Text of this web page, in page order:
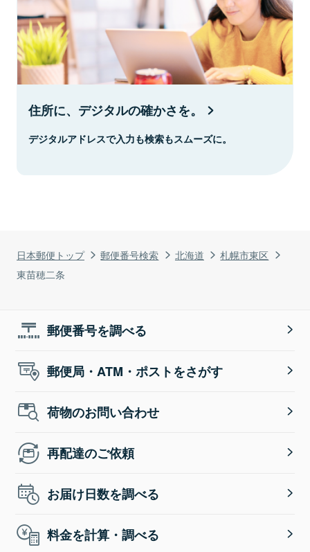
日本郵便トップ 郵便番号検索 北海道
札幌市東区
東苗穂二条
住所に、デジタルの確かさを。
デジタルアドレスで入力も検索もスムーズに。
郵便番号を調べる
郵便局・ATM・ポストをさがす
荷物のお問い合わせ
再配達のご依頼
お届け日数を調べる
料金を計算・調べる